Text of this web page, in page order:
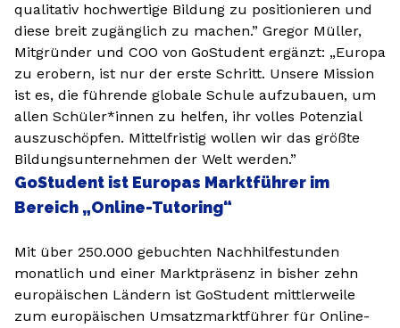
qualitativ hochwertige Bildung zu positionieren und
diese breit zugänglich zu machen.” Gregor Müller,
Mitgründer und COO von GoStudent ergänzt: „Europa
zu erobern, ist nur der erste Schritt. Unsere Mission
ist es, die führende globale Schule aufzubauen, um
allen Schüler*innen zu helfen, ihr volles Potenzial
auszuschöpfen. Mittelfristig wollen wir das größte
Bildungsunternehmen der Welt werden.”
GoStudent ist Europas Marktführer im
Bereich „Online-Tutoring“
Mit über 250.000 gebuchten Nachhilfestunden
monatlich und einer Marktpräsenz in bisher zehn
europäischen Ländern ist GoStudent mittlerweile
zum europäischen Umsatzmarktführer für Online-